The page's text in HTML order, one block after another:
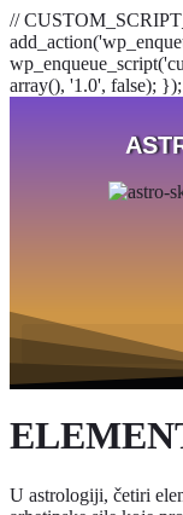
//
array(), '1.0', false);
U astrologiji, četiri